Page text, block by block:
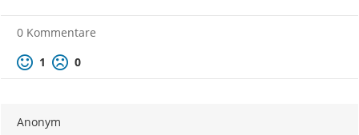
0 Kommentare
Positive Bewertung
1 Negative Bewertung
0
Anonym